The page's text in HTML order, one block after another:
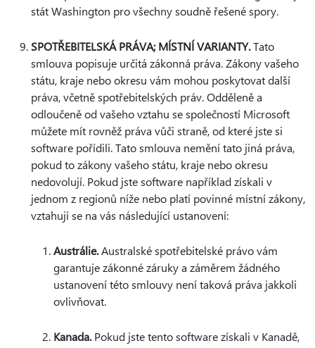
stát Washington pro všechny soudně řešené spory.
SPOTŘEBITELSKÁ PRÁVA; MÍSTNÍ VARIANTY.Tato
smlouva popisuje určitá zákonná práva. Zákony vašeho
státu, kraje nebo okresu vám mohou poskytovat další
práva, včetně spotřebitelských práv. Odděleně a
odloučeně od vašeho vztahu se společností Microsoft
můžete mít rovněž práva vůči straně, od které jste si
software pořídili. Tato smlouva nemění tato jiná práva,
pokud to zákony vašeho státu, kraje nebo okresu
nedovolují. Pokud jste software například získali v
jednom z regionů níže nebo platí povinné místní zákony,
vztahují se na vás následující ustanovení:
Austrálie.Australské spotřebitelské právo vám
garantuje zákonné záruky a záměrem žádného
ustanovení této smlouvy není taková práva jakkoli
ovlivňovat.
Kanada.Pokud jste tento software získali v Kanadě,